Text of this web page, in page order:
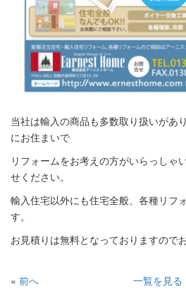
当社は輸入の商品も多数取り扱いがあ
にお住まいで
リフォームをお考えの方がいらっしゃ
せください。
輸入住宅以外にも住宅全般、各種リフ
す。
お見積りは無料となっておりますので
« 前へ 一覧を見る